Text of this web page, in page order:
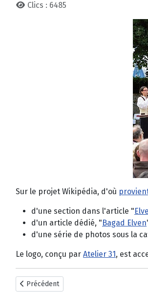
Clics : 6485
Sur le projet Wikipédia, d'où
d'une section dans l'article "
d'un article dédié, " Bagad Elven
d'une série de photos sous la
Le logo, conçu par Atelier 31 , est
Article précédent : Brest 2013
Précédent